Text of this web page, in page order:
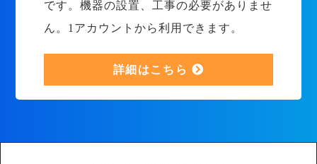
です。機器の設置、工事の必要がありませ
ん。1アカウントから利用できます。
詳細はこちら